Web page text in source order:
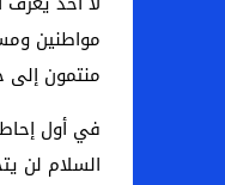
مواطنين
منتمون إلى
في أول
السلام لن